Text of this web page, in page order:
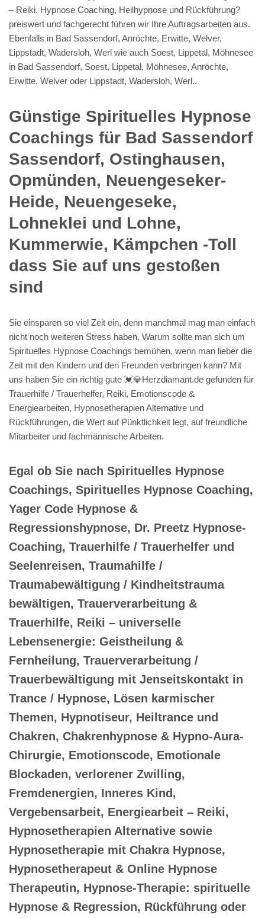
– Reiki, Hypnose Coaching, Heilhypnose und Rückführung?
preiswert und fachgerecht führen wir Ihre Auftragsarbeiten aus.
Ebenfalls in Bad Sassendorf, Anröchte, Erwitte, Welver,
Lippstadt, Wadersloh, Werl wie auch Soest, Lippetal, Möhnesee
in Bad Sassendorf, Soest, Lippetal, Möhnesee, Anröchte,
Erwitte, Welver oder Lippstadt, Wadersloh, Werl..
Günstige Spirituelles Hypnose
Coachings für Bad Sassendorf
Sassendorf, Ostinghausen,
Opmünden, Neuengeseker-
Heide, Neuengeseke,
Lohneklei und Lohne,
Kummerwie, Kämpchen -Toll
dass Sie auf uns gestoßen
sind
Sie einsparen so viel Zeit ein, denn manchmal mag man einfach
nicht noch weiteren Stress haben. Warum sollte man sich um
Spirituelles Hypnose Coachings bemühen, wenn man lieber die
Zeit mit den Kindern und den Freunden verbringen kann? Mit
uns haben Sie ein richtig gute 💓️💎Herzdiamant.de gefunden für
Trauerhilfe / Trauerhelfer, Reiki, Emotionscode &
Energiearbeiten, Hypnosetherapien Alternative und
Rückführungen, die Wert auf Pünktlichkeit legt, auf freundliche
Mitarbeiter und fachmännische Arbeiten.
Egal ob Sie nach Spirituelles Hypnose
Coachings, Spirituelles Hypnose Coaching,
Yager Code Hypnose &
Regressionshypnose, Dr. Preetz Hypnose-
Coaching, Trauerhilfe / Trauerhelfer und
Seelenreisen, Traumahilfe /
Traumabewältigung / Kindheitstrauma
bewältigen, Trauerverarbeitung &
Trauerhilfe, Reiki – universelle
Lebensenergie: Geistheilung &
Fernheilung, Trauerverarbeitung /
Trauerbewältigung mit Jenseitskontakt in
Trance / Hypnose, Lösen karmischer
Themen, Hypnotiseur, Heiltrance und
Chakren, Chakrenhypnose & Hypno-Aura-
Chirurgie, Emotionscode, Emotionale
Blockaden, verlorener Zwilling,
Fremdenergien, Inneres Kind,
Vergebensarbeit, Energiearbeit – Reiki,
Hypnosetherapien Alternative sowie
Hypnosetherapie mit Chakra Hypnose,
Hypnosetherapeut & Online Hypnose
Therapeutin, Hypnose-Therapie: spirituelle
Hypnose & Regression, Rückführung oder